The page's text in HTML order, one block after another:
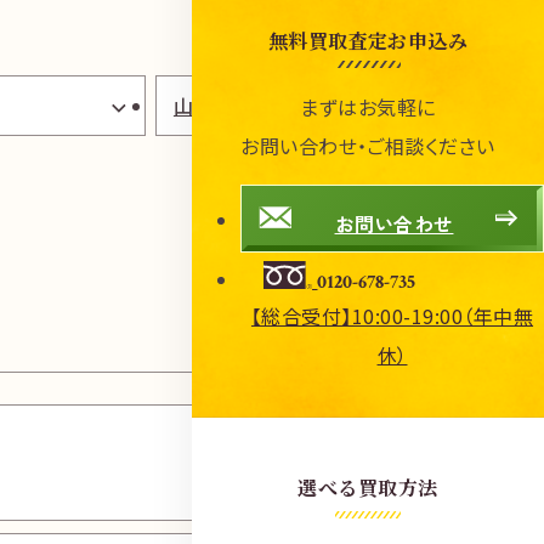
山口県
松江春
無料買取査定お申込み
まずはお気軽に
お問い合わせ・ご相談ください
お問い合わせ
0120-678-735
【総合受付】10:00-19:00（年中無
休）
選べる買取方法